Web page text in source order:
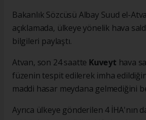
Bakanlık Sözcüsü Albay Suud el-
açıklamada, ülkeye yönelik hava
bilgileri paylaştı.
Atvan, son 24 saatte Kuveyt hava
füzenin tespit edilerek imha
maddi hasar meydana gelmediğini
Ayrıca ülkeye gönderilen 4 İHA'nın